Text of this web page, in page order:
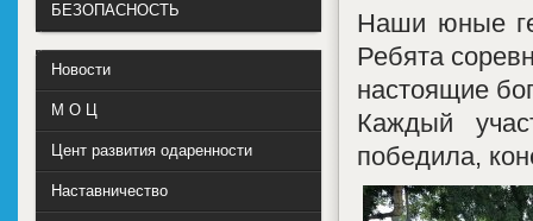
Наши юные
Ребята
настоящие
Каждый
победила,
БЕЗОПАСНОСТЬ
Новости
М О Ц
Цент развития одаренности
Наставничество